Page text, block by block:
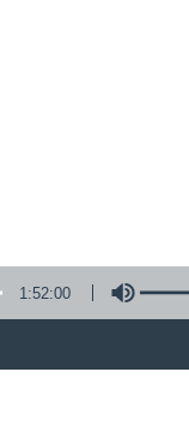
1:52:00